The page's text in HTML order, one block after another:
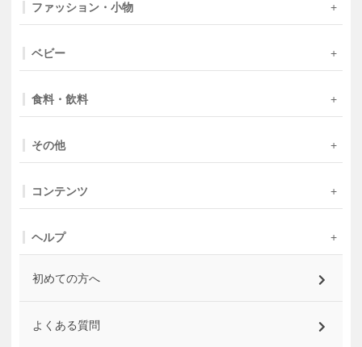
ファッション・小物
ベビー
食料・飲料
その他
コンテンツ
ヘルプ
初めての方へ
よくある質問